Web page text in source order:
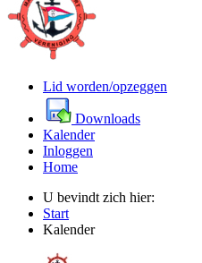
Lid worden/opzeggen
Downloads
Kalender
Inloggen
Home
U bevindt zich hier:
Start
Kalender